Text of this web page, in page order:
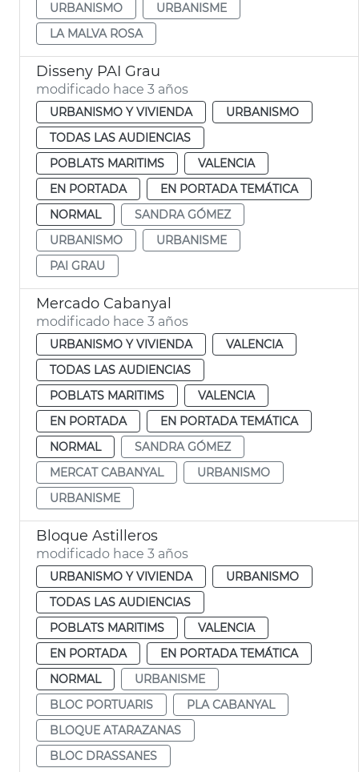
URBANISMO
URBANISME
LA MALVA ROSA
Disseny PAI Grau
modificado hace 3 años
URBANISMO Y VIVIENDA
URBANISMO
TODAS LAS AUDIENCIAS
POBLATS MARITIMS
VALENCIA
EN PORTADA
EN PORTADA TEMÁTICA
NORMAL
SANDRA GÓMEZ
URBANISMO
URBANISME
PAI GRAU
Mercado Cabanyal
modificado hace 3 años
URBANISMO Y VIVIENDA
VALENCIA
TODAS LAS AUDIENCIAS
POBLATS MARITIMS
VALENCIA
EN PORTADA
EN PORTADA TEMÁTICA
NORMAL
SANDRA GÓMEZ
MERCAT CABANYAL
URBANISMO
URBANISME
Bloque Astilleros
modificado hace 3 años
URBANISMO Y VIVIENDA
URBANISMO
TODAS LAS AUDIENCIAS
POBLATS MARITIMS
VALENCIA
EN PORTADA
EN PORTADA TEMÁTICA
NORMAL
URBANISME
BLOC PORTUARIS
PLA CABANYAL
BLOQUE ATARAZANAS
BLOC DRASSANES